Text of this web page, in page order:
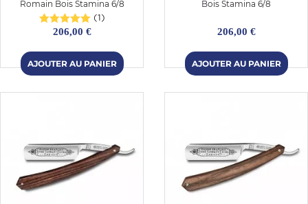
Romain Bois Stamina 6/8
(1)
206,00 €
Bois Stamina 6/8
206,00 €